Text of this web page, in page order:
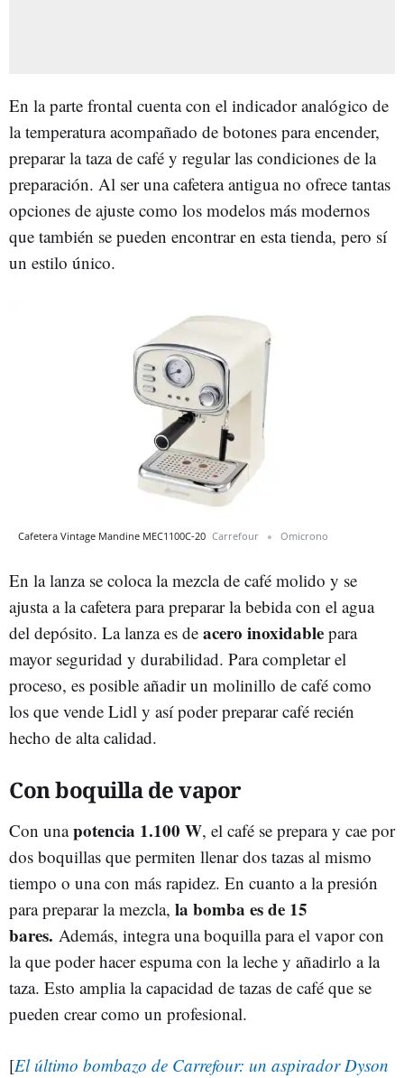
En la parte frontal cuenta con el indicador analógico de
la temperatura acompañado de botones para encender,
preparar la taza de café y regular las condiciones de la
preparación. Al ser una cafetera antigua no ofrece tantas
opciones de ajuste como los modelos más modernos
que también se pueden encontrar en esta tienda, pero sí
un estilo único.
Cafetera Vintage Mandine MEC1100C-20 Carrefour Omicrono
En la lanza se coloca la mezcla de café molido y se
ajusta a la cafetera para preparar la bebida con el agua
del depósito. La lanza es de acero inoxidable para
mayor seguridad y durabilidad. Para completar el
proceso, es posible añadir un molinillo de café como
los que vende Lidl y así poder preparar café recién
hecho de alta calidad.
Con boquilla de vapor
Con unapotencia 1.100 W, el café se prepara y cae por
dos boquillas que permiten llenar dos tazas al mismo
tiempo o una con más rapidez. En cuanto a la presión
para preparar la mezcla, la bomba es de 15
bares. Además, integra una boquilla para el vapor con
la que poder hacer espuma con la leche y añadirlo a la
taza. Esto amplia la capacidad de tazas de café que se
pueden crear como un profesional.
[El último bombazo de Carrefour: un aspirador Dyson